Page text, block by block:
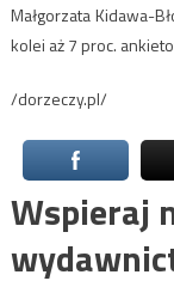
Małgorzata Kidawa-
kolei aż 7 proc.
/dorzeczy.pl/
Wspieraj